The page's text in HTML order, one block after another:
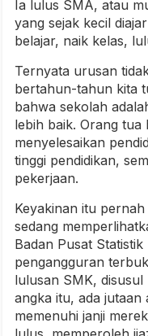
Ia lulus SMA, atau
yang sejak kecil
belajar, naik kelas,
Ternyata urusan
bertahun-tahun kita
bahwa sekolah
lebih baik. Orang tua
menyelesaikan
tinggi pendidikan,
pekerjaan.
Keyakinan itu
sedang
Badan Pusat
pengangguran
lulusan SMK,
angka itu, ada jutaan
memenuhi janji